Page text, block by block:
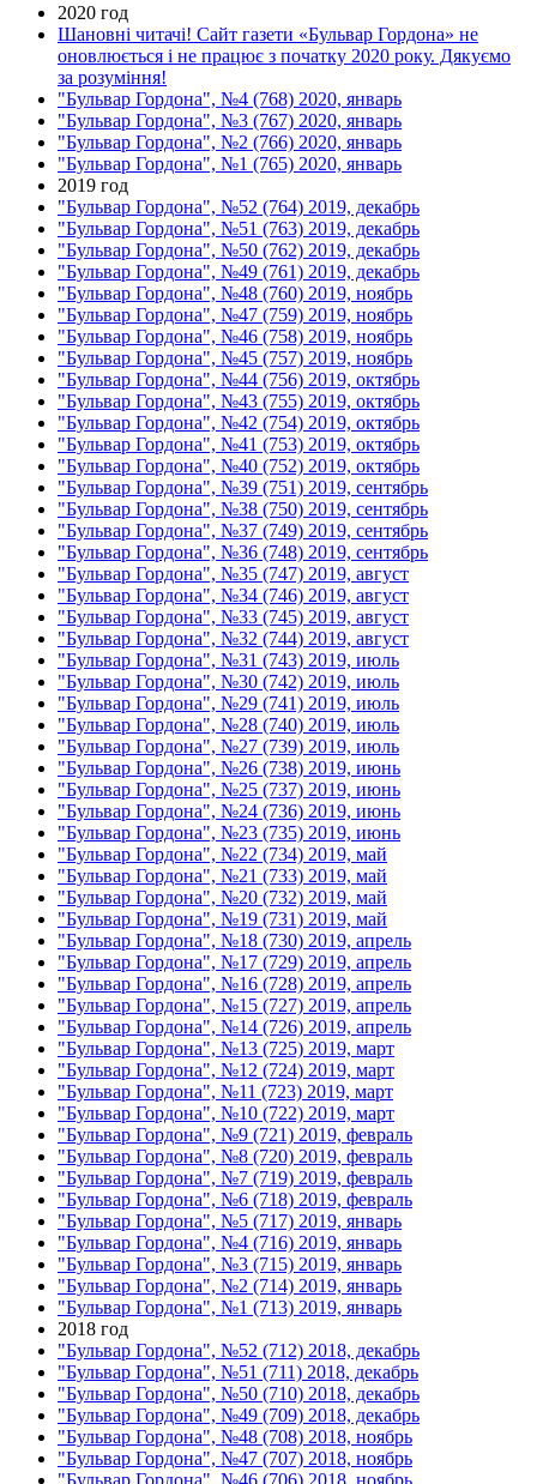
2020 год
Шановні читачі! Сайт газети «Бульвар Гордона» не
оновлюється і не працює з початку 2020 року. Дякуємо
за розуміння!
"Бульвар Гордона", №4 (768) 2020, январь
"Бульвар Гордона", №3 (767) 2020, январь
"Бульвар Гордона", №2 (766) 2020, январь
"Бульвар Гордона", №1 (765) 2020, январь
2019 год
"Бульвар Гордона", №52 (764) 2019, декабрь
"Бульвар Гордона", №51 (763) 2019, декабрь
"Бульвар Гордона", №50 (762) 2019, декабрь
"Бульвар Гордона", №49 (761) 2019, декабрь
"Бульвар Гордона", №48 (760) 2019, ноябрь
"Бульвар Гордона", №47 (759) 2019, ноябрь
"Бульвар Гордона", №46 (758) 2019, ноябрь
"Бульвар Гордона", №45 (757) 2019, ноябрь
"Бульвар Гордона", №44 (756) 2019, октябрь
"Бульвар Гордона", №43 (755) 2019, октябрь
"Бульвар Гордона", №42 (754) 2019, октябрь
"Бульвар Гордона", №41 (753) 2019, октябрь
"Бульвар Гордона", №40 (752) 2019, октябрь
"Бульвар Гордона", №39 (751) 2019, сентябрь
"Бульвар Гордона", №38 (750) 2019, сентябрь
"Бульвар Гордона", №37 (749) 2019, сентябрь
"Бульвар Гордона", №36 (748) 2019, сентябрь
"Бульвар Гордона", №35 (747) 2019, август
"Бульвар Гордона", №34 (746) 2019, август
"Бульвар Гордона", №33 (745) 2019, август
"Бульвар Гордона", №32 (744) 2019, август
"Бульвар Гордона", №31 (743) 2019, июль
"Бульвар Гордона", №30 (742) 2019, июль
"Бульвар Гордона", №29 (741) 2019, июль
"Бульвар Гордона", №28 (740) 2019, июль
"Бульвар Гордона", №27 (739) 2019, июль
"Бульвар Гордона", №26 (738) 2019, июнь
"Бульвар Гордона", №25 (737) 2019, июнь
"Бульвар Гордона", №24 (736) 2019, июнь
"Бульвар Гордона", №23 (735) 2019, июнь
"Бульвар Гордона", №22 (734) 2019, май
"Бульвар Гордона", №21 (733) 2019, май
"Бульвар Гордона", №20 (732) 2019, май
"Бульвар Гордона", №19 (731) 2019, май
"Бульвар Гордона", №18 (730) 2019, апрель
"Бульвар Гордона", №17 (729) 2019, апрель
"Бульвар Гордона", №16 (728) 2019, апрель
"Бульвар Гордона", №15 (727) 2019, апрель
"Бульвар Гордона", №14 (726) 2019, апрель
"Бульвар Гордона", №13 (725) 2019, март
"Бульвар Гордона", №12 (724) 2019, март
"Бульвар Гордона", №11 (723) 2019, март
"Бульвар Гордона", №10 (722) 2019, март
"Бульвар Гордона", №9 (721) 2019, февраль
"Бульвар Гордона", №8 (720) 2019, февраль
"Бульвар Гордона", №7 (719) 2019, февраль
"Бульвар Гордона", №6 (718) 2019, февраль
"Бульвар Гордона", №5 (717) 2019, январь
"Бульвар Гордона", №4 (716) 2019, январь
"Бульвар Гордона", №3 (715) 2019, январь
"Бульвар Гордона", №2 (714) 2019, январь
"Бульвар Гордона", №1 (713) 2019, январь
2018 год
"Бульвар Гордона", №52 (712) 2018, декабрь
"Бульвар Гордона", №51 (711) 2018, декабрь
"Бульвар Гордона", №50 (710) 2018, декабрь
"Бульвар Гордона", №49 (709) 2018, декабрь
"Бульвар Гордона", №48 (708) 2018, ноябрь
"Бульвар Гордона", №47 (707) 2018, ноябрь
"Бульвар Гордона", №46 (706) 2018, ноябрь